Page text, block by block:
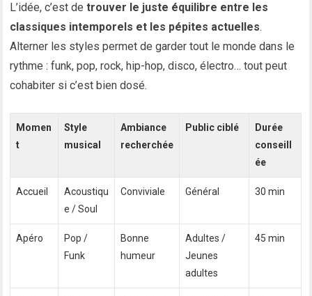
L’idée, c’est detrouver le juste équilibre entre les
classiques intemporels et les pépites actuelles.
Alterner les styles permet de garder tout le monde dans le
rythme : funk, pop, rock, hip-hop, disco, électro… tout peut
cohabiter si c’est bien dosé.
Momen
t
Style
musical
Ambiance
recherchée
Public ciblé
Durée
conseill
ée
Accueil
Acoustiqu
e / Soul
Conviviale Général 30 min
Apéro
Pop /
Funk
Bonne
humeur
Adultes /
Jeunes
adultes
45 min